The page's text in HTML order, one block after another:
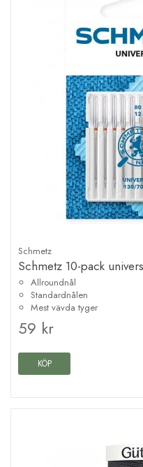
Schmetz
Schmetz 10-pack
Allroundnål
Standardnålen
Mest vävda tyger
59 kr
KÖP